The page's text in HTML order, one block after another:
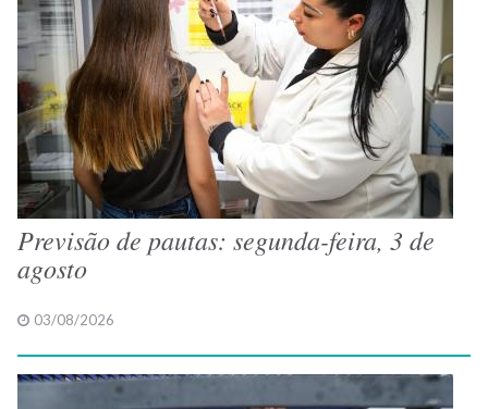
Previsão de pautas: segunda-feira, 3 de
agosto
03/08/2026